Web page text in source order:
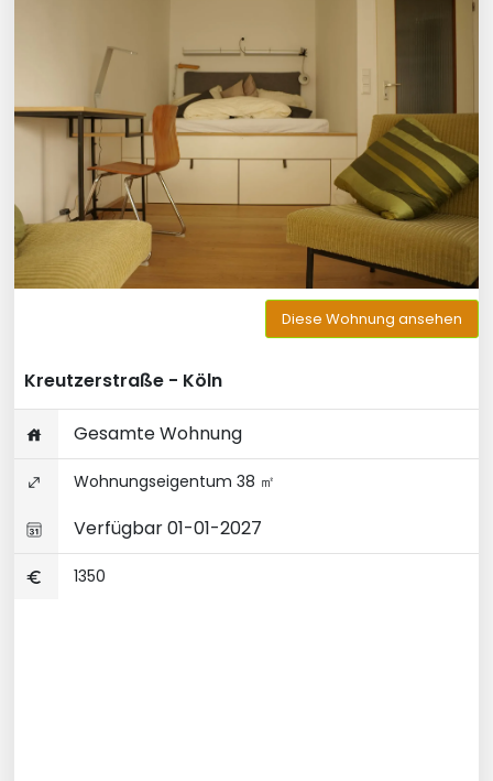
Diese Wohnung ansehen
Kreutzerstraße - Köln
Gesamte Wohnung
Wohnungseigentum 38 ㎡
Verfügbar 01-01-2027
1350